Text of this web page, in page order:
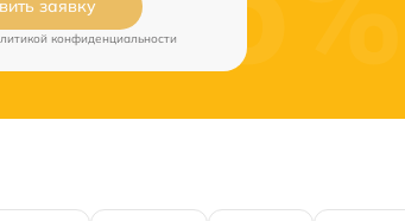
заявку
конфиденциальности